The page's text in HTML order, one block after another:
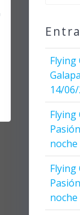
Flying
14/
Flying
Flying